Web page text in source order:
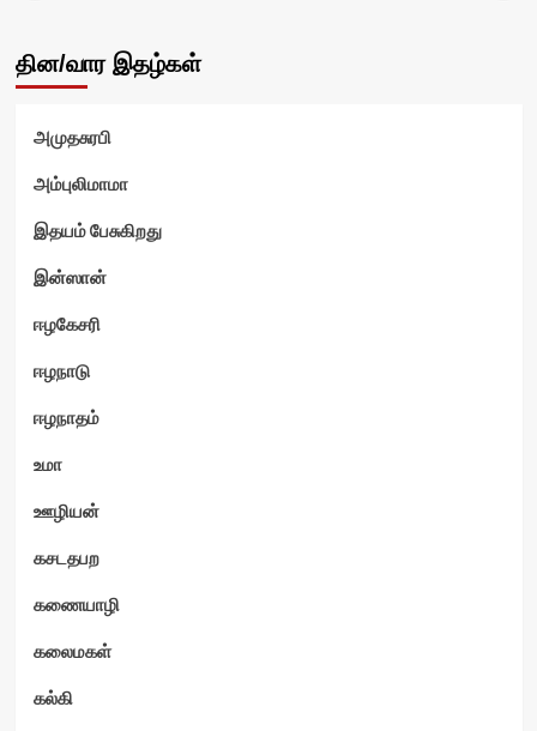
தின/வார இதழ்கள்
அமுதசுரபி
அம்புலிமாமா
இதயம் பேசுகிறது
இன்ஸான்
ஈழகேசரி
ஈழநாடு
ஈழநாதம்
உமா
ஊழியன்
கசடதபற
கணையாழி
கலைமகள்
கல்கி